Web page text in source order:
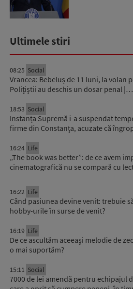
Ultimele stiri
08:25 Social
Vrancea: Bebeluș de 11 luni, la volan
Polițiștii au deschis un dosar penal |…
18:53 Social
Instanța Supremă i-a suspendat
firme din Constanța, acuzate că
16:24 Life
„The book was better”: de ce avem
cinematografică nu se compară cu
16:22 Life
Când pasiunea devine venit: trebuie
hobby-urile în surse de venit?
16:19 Life
De ce ascultăm aceeași melodie de
o mai suportăm?
15:11 Social
7000 de lei amendă pentru echipajul